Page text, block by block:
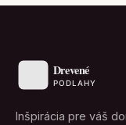
Inšpirácia pre váš